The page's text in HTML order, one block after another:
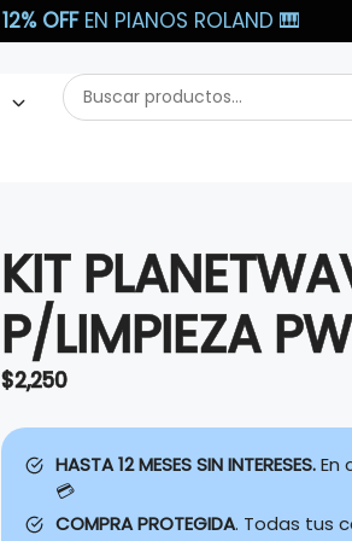
12% OFFEN PIANOS ROLAND 🎹​
Buscar
productos...
KIT
P/LIMPIEZA
$2,250
HASTA 12 MESES SIN INTERESES.En
💳
COMPRA PROTEGIDA. Todas tus